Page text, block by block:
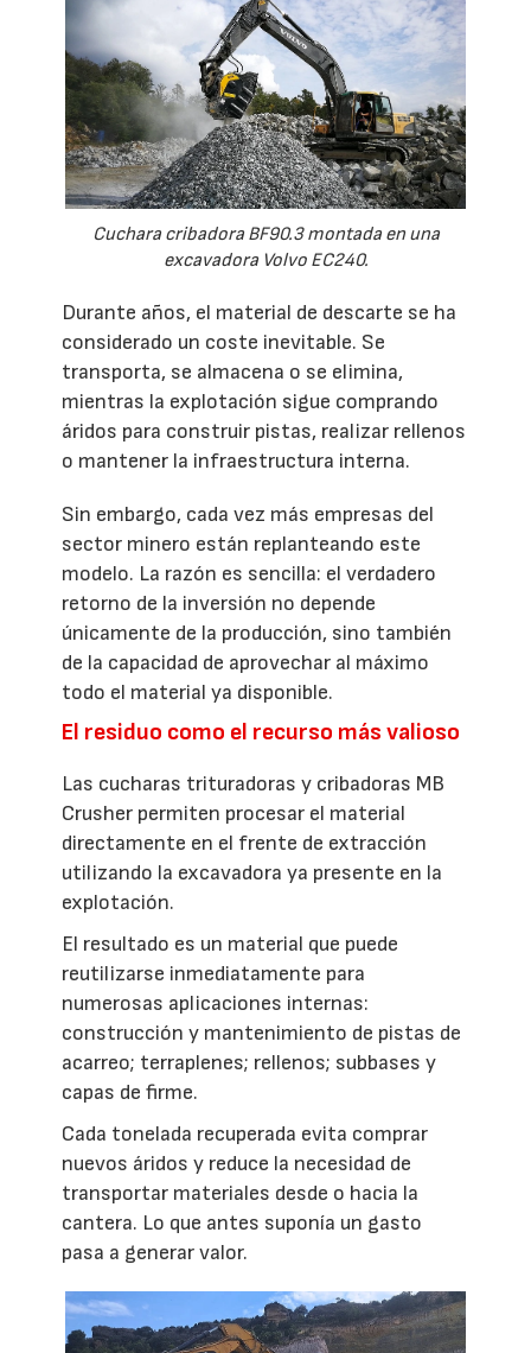
Cuchara cribadora BF90.3 montada en una
excavadora Volvo EC240.
Durante años, el material de descarte se ha
considerado un coste inevitable. Se
transporta, se almacena o se elimina,
mientras la explotación sigue comprando
áridos para construir pistas, realizar rellenos
o mantener la infraestructura interna.
Sin embargo, cada vez más empresas del
sector minero están replanteando este
modelo. La razón es sencilla: el verdadero
retorno de la inversión no depende
únicamente de la producción, sino también
de la capacidad de aprovechar al máximo
todo el material ya disponible.
El residuo como el recurso más valioso
Las cucharas trituradoras y cribadoras MB
Crusher permiten procesar el material
directamente en el frente de extracción
utilizando la excavadora ya presente en la
explotación.
El resultado es un material que puede
reutilizarse inmediatamente para
numerosas aplicaciones internas:
construcción y mantenimiento de pistas de
acarreo; terraplenes; rellenos; subbases y
capas de firme.
Cada tonelada recuperada evita comprar
nuevos áridos y reduce la necesidad de
transportar materiales desde o hacia la
cantera. Lo que antes suponía un gasto
pasa a generar valor.